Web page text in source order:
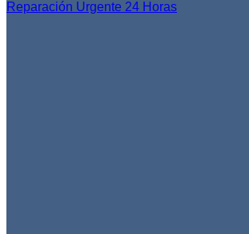
Reparación Urgente 24 Horas